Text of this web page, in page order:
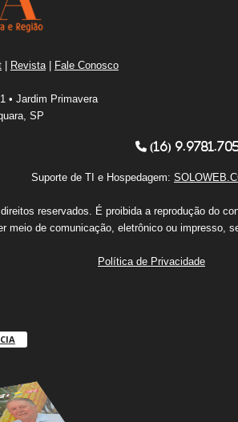
| Revista | Fale Conosco
• Jardim Primavera
SP
(16)
Suporte de TI e Hospedagem:
reservados. É proibida a reprodução do
meio de comunicação, eletrônico ou impresso,
Política de Privacidade